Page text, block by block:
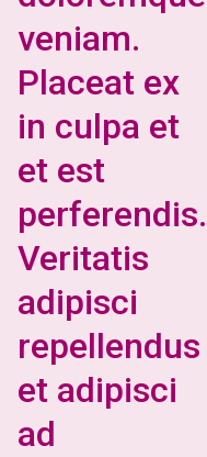
veniam.
Placeat ex
in culpa et
et est
perferendis.
Veritatis
adipisci
repellendus
et adipisci
ad